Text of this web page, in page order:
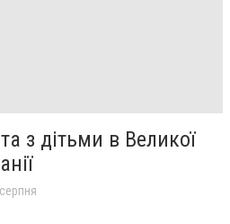
з дітьми в Великої